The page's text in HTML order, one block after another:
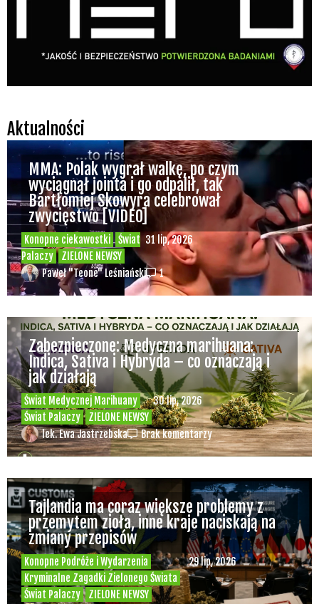
Aktualności
Konopne ciekawostki
Świat
Palaczy
ZIELONE NEWSY
31 lip, 2026
MMA: Polak wygrał walkę, po czym
wyciągnął jointa i go odpalił, tak
Bartłomiej Skowyra celebrował
zwycięstwo [VIDEO]
Paweł "Teone" Leśniański 1
Świat Medycznej Marihuany
Świat Palaczy
ZIELONE NEWSY
30 lip, 2026
Zabezpieczone: Medyczna marihuana:
Indica, Sativa i Hybryda – co oznaczają i
jak działają
lek. Ewa Jastrzebska Brak komentarzy
Konopne Podróże i Wydarzenia
Kryminalne Zagadki Zielonego Świata
Świat Palaczy
ZIELONE NEWSY
29 lip, 2026
Tajlandia ma coraz większe problemy z
przemytem zioła, inne kraje naciskają na
zmiany przepisów